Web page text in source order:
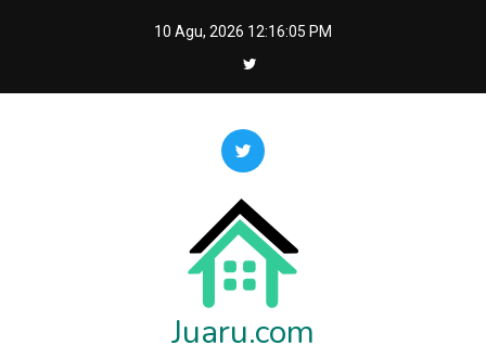
10 Agu, 2026 12:16:06 PM
Juaru.com